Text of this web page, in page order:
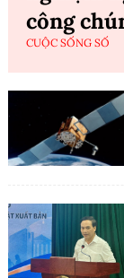
công
CUỘC SỐNG SỐ